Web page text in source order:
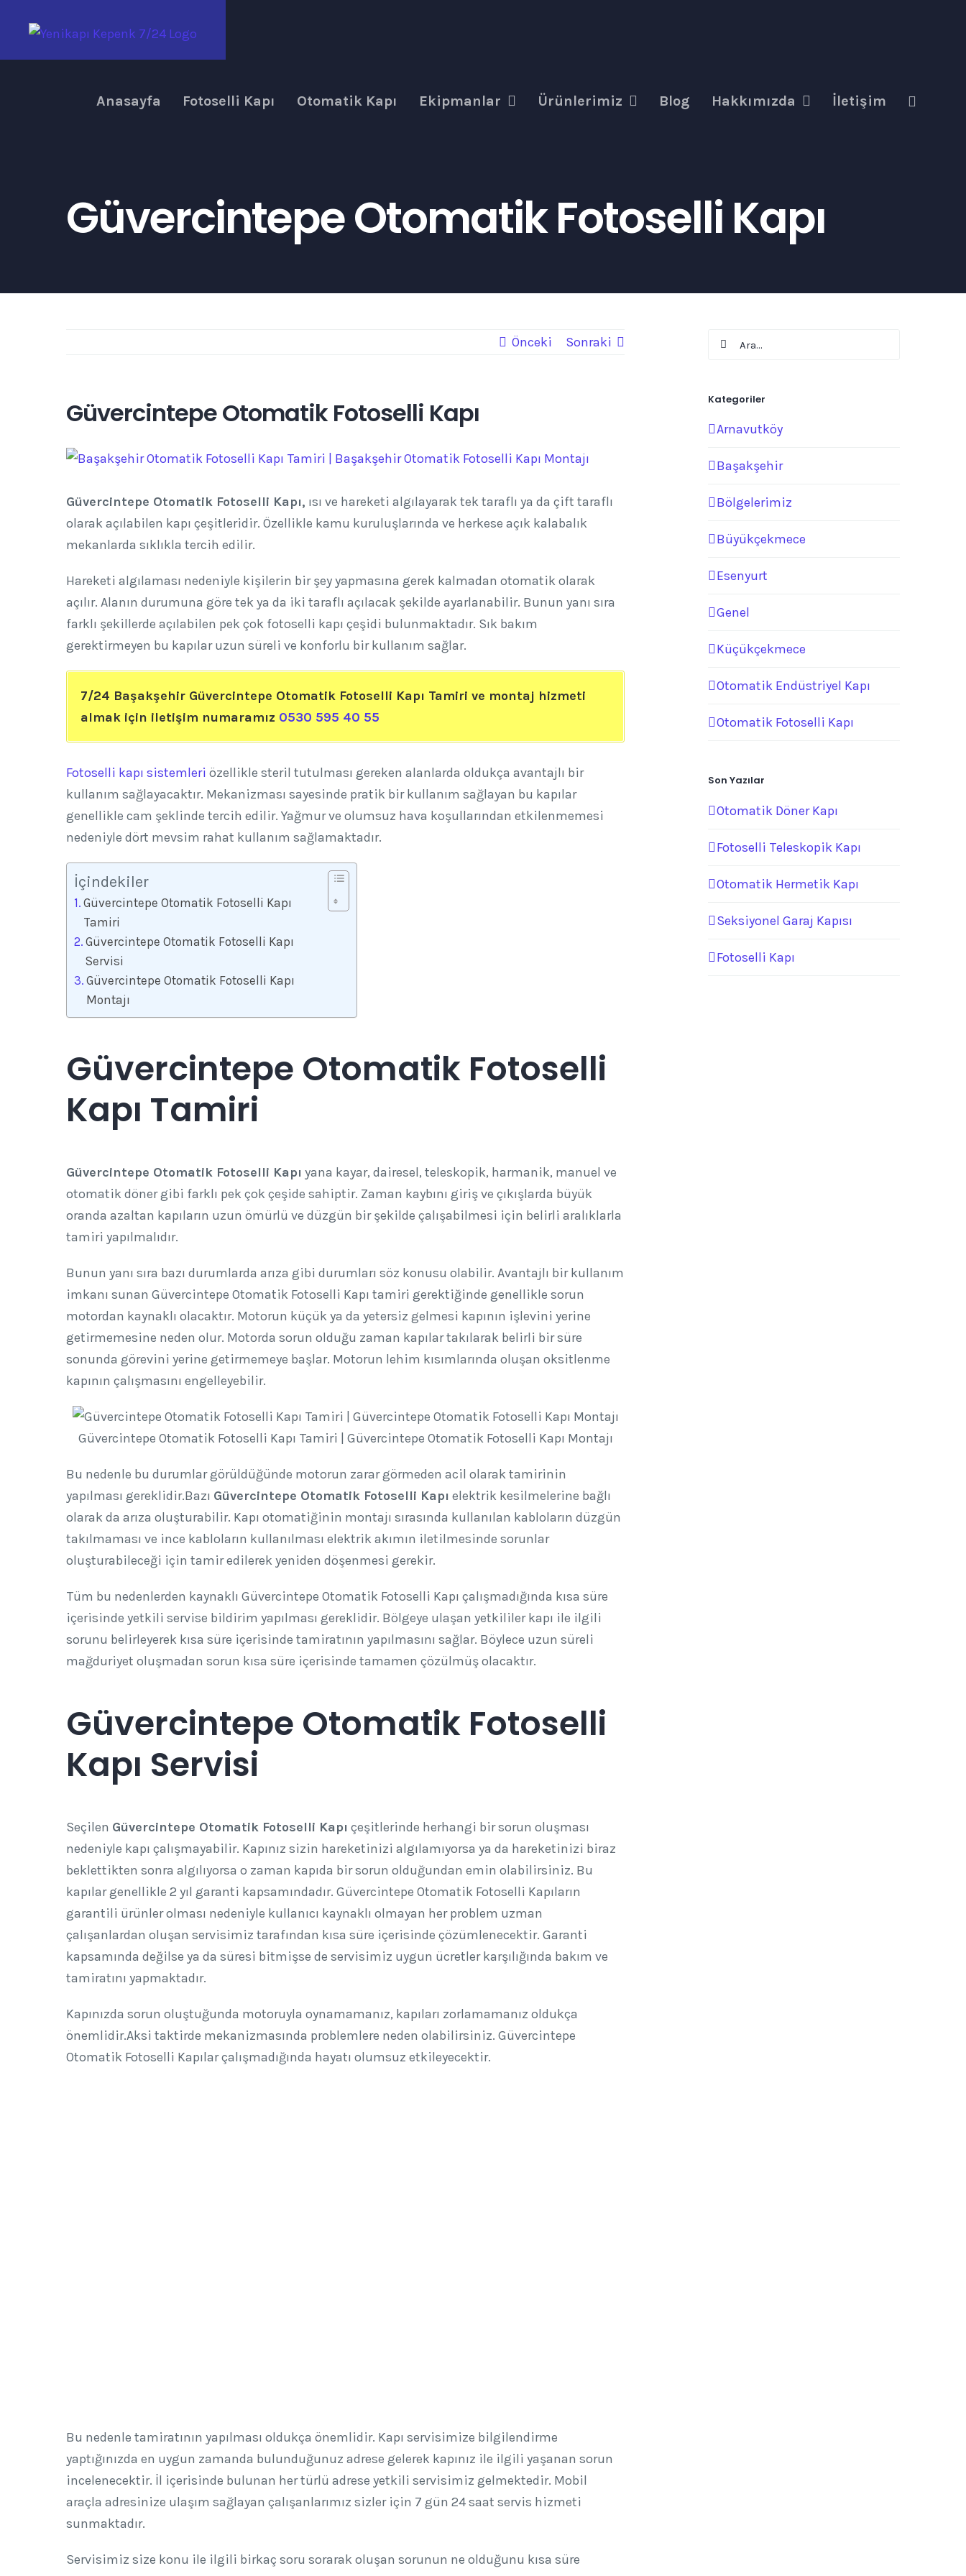
Anasayfa Fotoselli Kapı Otomatik Kapı Ekipmanlar Ürünlerimiz Blog Hakkımızda İletişim
Güvercintepe Otomatik Fotoselli Kapı
Önceki Sonraki
Güvercintepe Otomatik Fotoselli Kapı
View
Image
Güvercintepe Otomatik Fotoselli Kapı, ısı ve hareketi algılayarak tek taraflı ya da çift taraflı
olarak açılabilen kapı çeşitleridir. Özellikle kamu kuruluşlarında ve herkese açık kalabalık
mekanlarda sıklıkla tercih edilir.
Hareketi algılaması nedeniyle kişilerin bir şey yapmasına gerek kalmadan otomatik olarak
açılır. Alanın durumuna göre tek ya da iki taraflı açılacak şekilde ayarlanabilir. Bunun yanı sıra
farklı şekillerde açılabilen pek çok fotoselli kapı çeşidi bulunmaktadır. Sık bakım
gerektirmeyen bu kapılar uzun süreli ve konforlu bir kullanım sağlar.
7/24 Başakşehir Güvercintepe Otomatik Fotoselli Kapı Tamiri ve montaj hizmeti
almak için iletişim numaramız 0530 595 40 55
Fotoselli kapı sistemleri özellikle steril tutulması gereken alanlarda oldukça avantajlı bir
kullanım sağlayacaktır. Mekanizması sayesinde pratik bir kullanım sağlayan bu kapılar
genellikle cam şeklinde tercih edilir. Yağmur ve olumsuz hava koşullarından etkilenmemesi
nedeniyle dört mevsim rahat kullanım sağlamaktadır.
İçindekiler
Güvercintepe Otomatik Fotoselli Kapı
Tamiri
Güvercintepe Otomatik Fotoselli Kapı
Servisi
Güvercintepe Otomatik Fotoselli Kapı
Montajı
Güvercintepe Otomatik Fotoselli
Kapı Tamiri
Güvercintepe Otomatik Fotoselli Kapı yana kayar, dairesel, teleskopik, harmanik, manuel ve
otomatik döner gibi farklı pek çok çeşide sahiptir. Zaman kaybını giriş ve çıkışlarda büyük
oranda azaltan kapıların uzun ömürlü ve düzgün bir şekilde çalışabilmesi için belirli aralıklarla
tamiri yapılmalıdır.
Bunun yanı sıra bazı durumlarda arıza gibi durumları söz konusu olabilir. Avantajlı bir kullanım
imkanı sunan Güvercintepe Otomatik Fotoselli Kapı tamiri gerektiğinde genellikle sorun
motordan kaynaklı olacaktır. Motorun küçük ya da yetersiz gelmesi kapının işlevini yerine
getirmemesine neden olur. Motorda sorun olduğu zaman kapılar takılarak belirli bir süre
sonunda görevini yerine getirmemeye başlar. Motorun lehim kısımlarında oluşan oksitlenme
kapının çalışmasını engelleyebilir.
Güvercintepe Otomatik Fotoselli Kapı Tamiri | Güvercintepe Otomatik Fotoselli Kapı Montajı
Bu nedenle bu durumlar görüldüğünde motorun zarar görmeden acil olarak tamirinin
yapılması gereklidir.Bazı Güvercintepe Otomatik Fotoselli Kapı elektrik kesilmelerine bağlı
olarak da arıza oluşturabilir. Kapı otomatiğinin montajı sırasında kullanılan kabloların düzgün
takılmaması ve ince kabloların kullanılması elektrik akımın iletilmesinde sorunlar
oluşturabileceği için tamir edilerek yeniden döşenmesi gerekir.
Tüm bu nedenlerden kaynaklı Güvercintepe Otomatik Fotoselli Kapı çalışmadığında kısa süre
içerisinde yetkili servise bildirim yapılması gereklidir. Bölgeye ulaşan yetkililer kapı ile ilgili
sorunu belirleyerek kısa süre içerisinde tamiratının yapılmasını sağlar. Böylece uzun süreli
mağduriyet oluşmadan sorun kısa süre içerisinde tamamen çözülmüş olacaktır.
Güvercintepe Otomatik Fotoselli
Kapı Servisi
Seçilen Güvercintepe Otomatik Fotoselli Kapı çeşitlerinde herhangi bir sorun oluşması
nedeniyle kapı çalışmayabilir. Kapınız sizin hareketinizi algılamıyorsa ya da hareketinizi biraz
beklettikten sonra algılıyorsa o zaman kapıda bir sorun olduğundan emin olabilirsiniz. Bu
kapılar genellikle 2 yıl garanti kapsamındadır. Güvercintepe Otomatik Fotoselli Kapıların
garantili ürünler olması nedeniyle kullanıcı kaynaklı olmayan her problem uzman
çalışanlardan oluşan servisimiz tarafından kısa süre içerisinde çözümlenecektir. Garanti
kapsamında değilse ya da süresi bitmişse de servisimiz uygun ücretler karşılığında bakım ve
tamiratını yapmaktadır.
Kapınızda sorun oluştuğunda motoruyla oynamamanız, kapıları zorlamamanız oldukça
önemlidir.Aksi taktirde mekanizmasında problemlere neden olabilirsiniz. Güvercintepe
Otomatik Fotoselli Kapılar çalışmadığında hayatı olumsuz etkileyecektir.
Bu nedenle tamiratının yapılması oldukça önemlidir. Kapı servisimize bilgilendirme
yaptığınızda en uygun zamanda bulunduğunuz adrese gelerek kapınız ile ilgili yaşanan sorun
incelenecektir. İl içerisinde bulunan her türlü adrese yetkili servisimiz gelmektedir. Mobil
araçla adresinize ulaşım sağlayan çalışanlarımız sizler için 7 gün 24 saat servis hizmeti
sunmaktadır.
Servisimiz size konu ile ilgili birkaç soru sorarak oluşan sorunun ne olduğunu kısa süre
Ara:
Kategoriler
Arnavutköy
Başakşehir
Bölgelerimiz
Büyükçekmece
Esenyurt
Genel
Küçükçekmece
Otomatik Endüstriyel Kapı
Otomatik Fotoselli Kapı
Son Yazılar
Otomatik Döner Kapı
Fotoselli Teleskopik Kapı
Otomatik Hermetik Kapı
Seksiyonel Garaj Kapısı
Fotoselli Kapı